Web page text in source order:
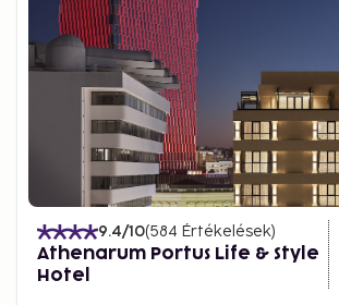
9.4/10(584 Értékelések)
Athenarum Portus Life & Style
Hotel